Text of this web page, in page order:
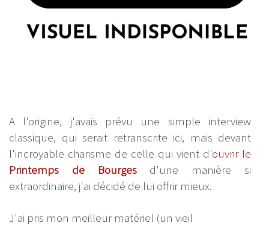
A l'origine, j'avais prévu une simple interview
classique, qui serait retranscrite ici, mais devant
l'incroyable charisme de celle qui vient d'ouvrir le
Printemps de Bourgesd'une manière si
extraordinaire, j'ai décidé de lui offrir mieux.
J'ai pris mon meilleur matériel (un vieil